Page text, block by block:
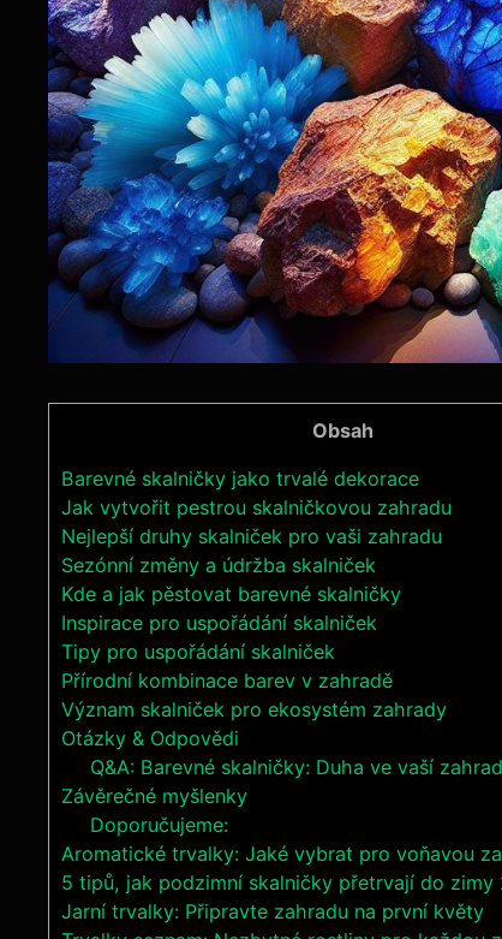
Obsah
Barevné skalničky jako trvalé dekorace
Jak vytvořit pestrou skalničkovou zahradu
Nejlepší druhy skalniček pro vaši zahradu
Sezónní změny a údržba skalniček
Kde a jak pěstovat barevné skalničky
Inspirace pro uspořádání skalniček
Tipy pro uspořádání skalniček
Přírodní kombinace barev v zahradě
Význam skalniček pro ekosystém zahrady
Otázky & Odpovědi
Q&A: Barevné skalničky: Duha ve vaší
Závěrečné myšlenky
Doporučujeme:
Aromatické trvalky: Jaké vybrat pro voňavou
5 tipů, jak podzimní skalničky přetrvají do zimy
Jarní trvalky: Připravte zahradu na první květy